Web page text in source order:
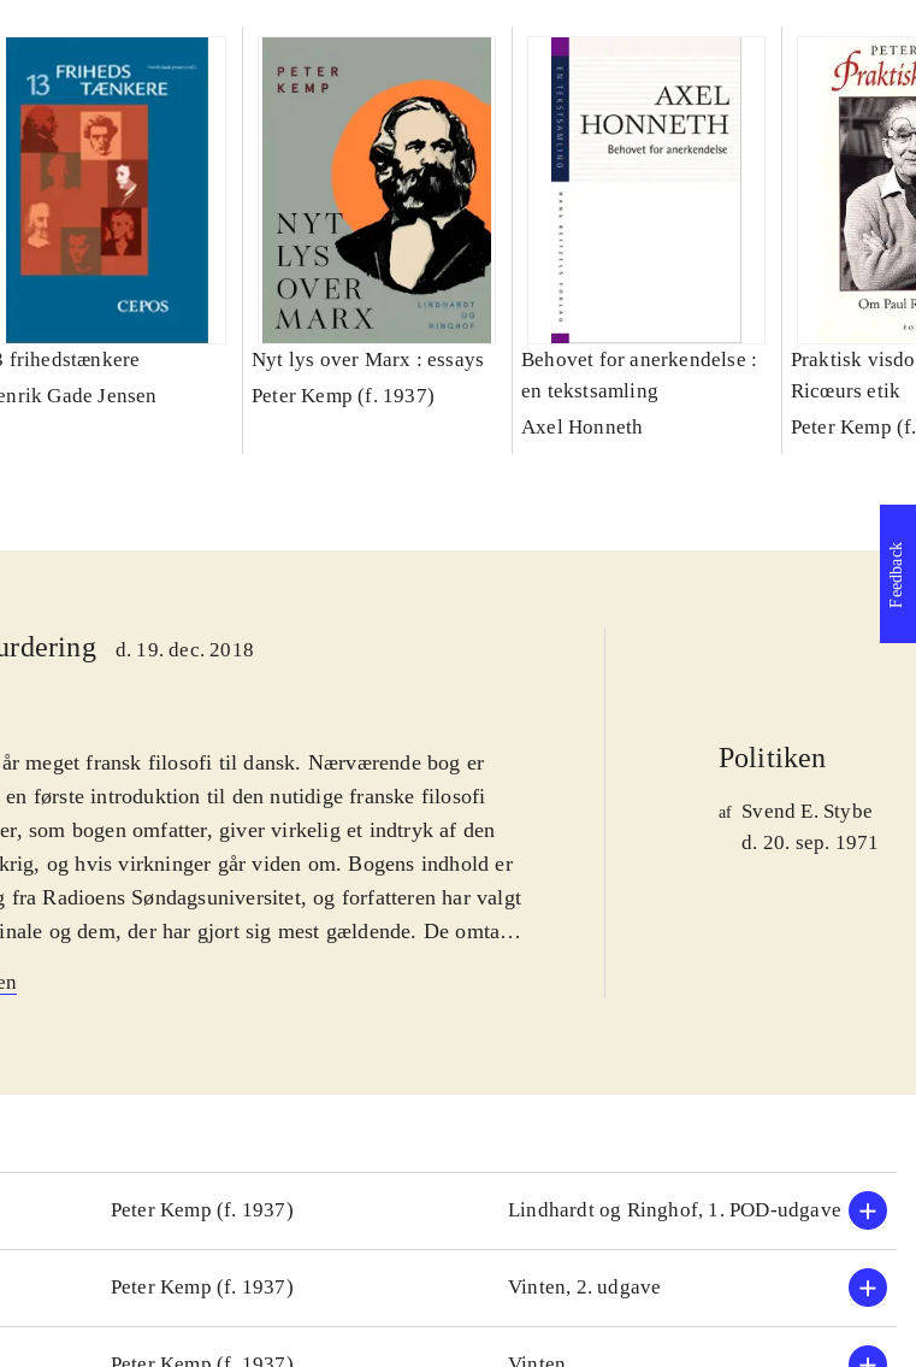
frihedstænkere
Gade Jensen
Nyt lys over Marx : essays
Peter Kemp (f. 1937)
Behovet for anerkendelse :
en tekstsamling
Axel Honneth
Praktisk
Ricœurs etik
Peter Kemp
d. 19. dec. 2018
meget fransk filosofi til dansk. Nærværende bog er
en første introduktion til den nutidige franske filosofi
som bogen omfatter, giver virkelig et indtryk af den
og hvis virkninger går viden om. Bogens indhold er
fra Radioens Søndagsuniversitet, og forfatteren har valgt
og dem, der har gjort sig mest gældende. De omtalte
Camus er ikke medtaget, da han af P.K. anses for
Politiken
af Svend E. Stybe
d. 20. sep. 1971
Peter Kemp (f. 1937) Lindhardt og Ringhof, 1. POD-udgave
Peter Kemp (f. 1937) Vinten, 2. udgave
Feedback